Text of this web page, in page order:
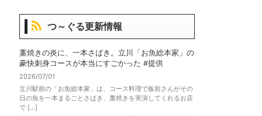
つ～ぐる更新情報
藁焼きの炎に、一本さばき。立川「お魚総本家」の
豪快刺身コースが本当にすごかった #提供
2026/07/01
立川駅前の「お魚総本家」は、コース料理で板前さんがその
日の魚を一本まるごとさばき、藁焼きを実演してくれるお店
で […]